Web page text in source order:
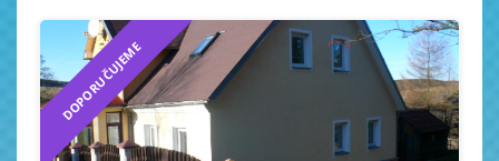
DOPORUČUJEME